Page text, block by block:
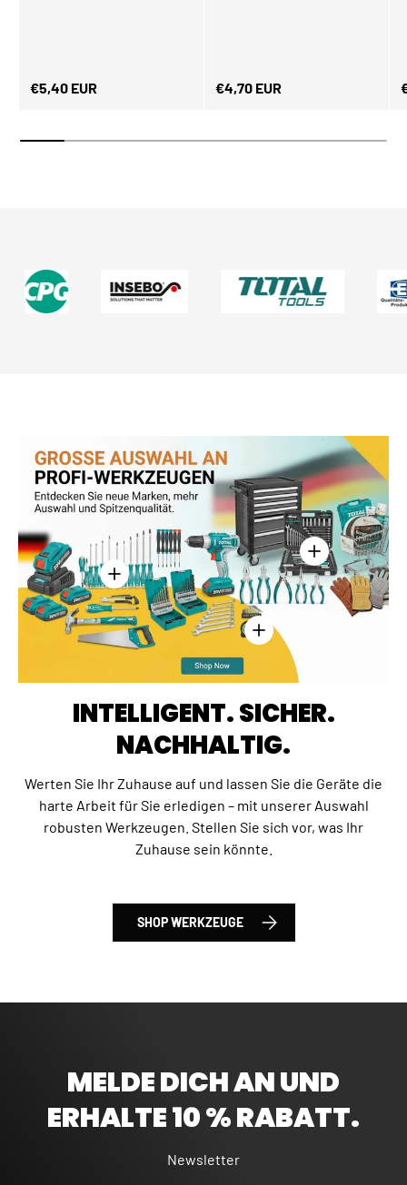
Normaler Preis
€5,40 EUR Normaler Preis
€4,70 EUR
Einzelheiten anzeigen -
Einzelheiten anzeigen -
Einzelheiten
INTELLIGENT. SICHER.
NACHHALTIG.
Werten Sie Ihr Zuhause auf und lassen Sie die Geräte die
harte Arbeit für Sie erledigen – mit unserer Auswahl
robusten Werkzeugen. Stellen Sie sich vor, was Ihr
Zuhause sein könnte.
SHOP WERKZEUGE
MELDE DICH AN UND
ERHALTE 10 % RABATT.
Newsletter